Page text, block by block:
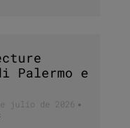
Palermo e
julio de 2026 •